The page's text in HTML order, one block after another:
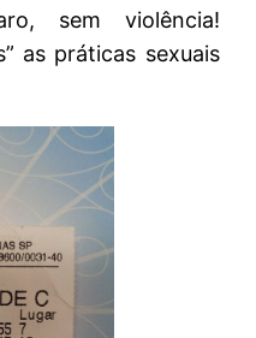
sem violência!
as práticas sexuais